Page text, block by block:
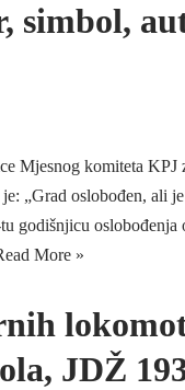
simbol,
Mjesnog komiteta KPJ
„Grad oslobođen, ali
godišnjicu oslobođenja
More »
JDŽ